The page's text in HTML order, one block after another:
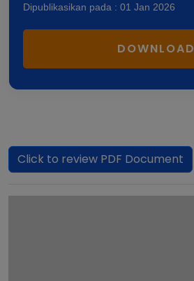
Dipublikasikan pada : 01 Jan 2026
DOWNLOAD